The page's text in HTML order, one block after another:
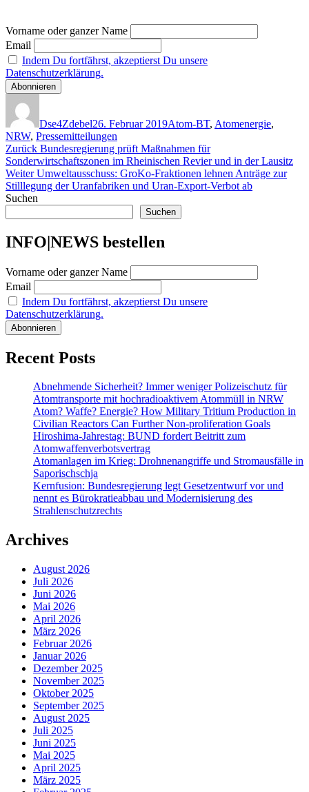
Vorname oder ganzer Name
Email
Indem Du fortfährst, akzeptierst Du unsere
Datenschutzerklärung.
Dse4Zdebel26. Februar 2019Atom-BT, Atomenergie,
NRW, Pressemitteilungen
Beitragsnavigation
Zurück Vorheriger
Beitrag:
Bundesregierung prüft Maßnahmen für
Sonderwirtschaftszonen im Rheinischen Revier und in der Lausitz
Weiter Nächster
Beitrag:
Umweltausschuss: GroKo-Fraktionen lehnen Anträge zur
Stilllegung der Uranfabriken und Uran-Export-Verbot ab
Suchen
Suchen
INFO|NEWS bestellen
Vorname oder ganzer Name
Email
Indem Du fortfährst, akzeptierst Du unsere
Datenschutzerklärung.
Recent Posts
Abnehmende Sicherheit? Immer weniger Polizeischutz für
Atomtransporte mit hochradioaktivem Atommüll in NRW
Atom? Waffe? Energie? How Military Tritium Production in
Civilian Reactors Can Further Non-proliferation Goals
Hiroshima-Jahrestag: BUND fordert Beitritt zum
Atomwaffenverbotsvertrag
Atomanlagen im Krieg: Drohnenangriffe und Stromausfälle in
Saporischschja
Kernfusion: Bundesregierung legt Gesetzentwurf vor und
nennt es Bürokratieabbau und Modernisierung des
Strahlenschutzrechts
Archives
August 2026
Juli 2026
Juni 2026
Mai 2026
April 2026
März 2026
Februar 2026
Januar 2026
Dezember 2025
November 2025
Oktober 2025
September 2025
August 2025
Juli 2025
Juni 2025
Mai 2025
April 2025
März 2025